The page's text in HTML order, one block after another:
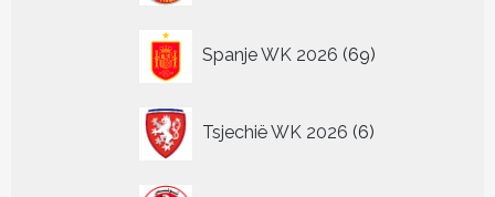
Spanje WK 2026 69
producten
Tsjechië WK 2026 6
producten